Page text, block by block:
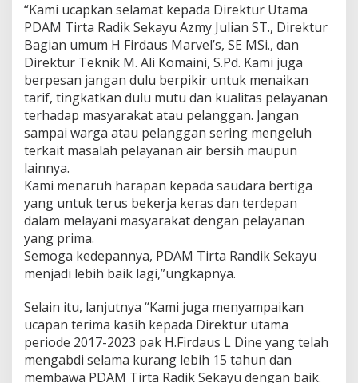
p
M
a
s
y
a
r
a
k
t
u
b
“Kami ucapkan selamat kepada Direktur Utama
PDAM Tirta Radik Sekayu Azmy Julian ST., Direktur
Bagian umum H Firdaus Marvel’s, SE MSi., dan
Direktur Teknik M. Ali Komaini, S.Pd. Kami juga
berpesan jangan dulu berpikir untuk menaikan
tarif, tingkatkan dulu mutu dan kualitas pelayanan
terhadap masyarakat atau pelanggan. Jangan
sampai warga atau pelanggan sering mengeluh
terkait masalah pelayanan air bersih maupun
lainnya.
Kami menaruh harapan kepada saudara bertiga
yang untuk terus bekerja keras dan terdepan
dalam melayani masyarakat dengan pelayanan
yang prima.
Semoga kedepannya, PDAM Tirta Randik Sekayu
menjadi lebih baik lagi,”ungkapnya.
Selain itu, lanjutnya “Kami juga menyampaikan
ucapan terima kasih kepada Direktur utama
periode 2017-2023 pak H.Firdaus L Dine yang telah
mengabdi selama kurang lebih 15 tahun dan
membawa PDAM Tirta Radik Sekayu dengan baik.